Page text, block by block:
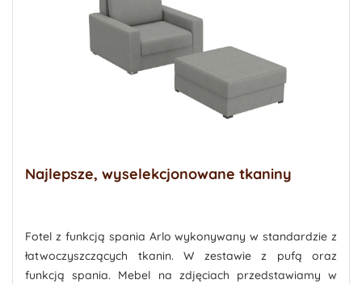
Najlepsze, wyselekcjonowane tkaniny
Fotel z funkcją spania Arlowykonywany w standardzie z
łatwoczyszczących tkanin. W zestawie z pufą oraz
funkcją spania. Mebel na zdjęciach przedstawiamy w